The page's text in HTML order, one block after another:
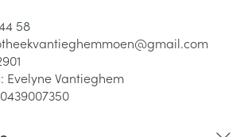
58
gmail.com
Evelyne Vantieghem